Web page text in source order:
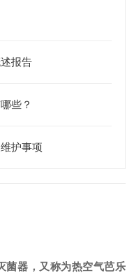
报告
？
护事项
器，又称为热空气芭乐